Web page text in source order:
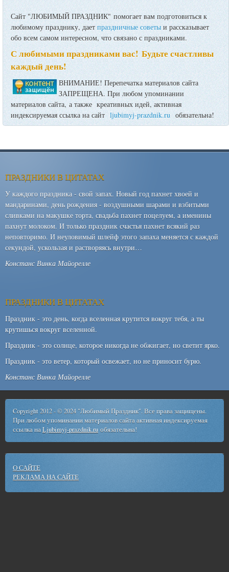
Сайт "ЛЮБИМЫЙ ПРАЗДНИК" помогает вам подготовиться к
любимому празднику, даетпраздничные советы и рассказывает
обо всем самом интересном, что связано с праздниками.
С любимыми праздниками вас! Будьте счастливы
каждый день!
ВНИМАНИЕ! Перепечатка материалов сайта
ЗАПРЕЩЕНА. При любом упоминании
материалов сайта, а также креативных идей, активная
индексируемая ссылка на сайт ljubimyj-prazdnik.ru обязательна!
ПРАЗДНИКИ В ЦИТАТАХ
У каждого праздника - свой запах. Новый год пахнет хвоей и
мандаринами, день рождения - воздушными шарами и взбитыми
сливками на макушке торта, свадьба пахнет поцелуем, а именины
пахнут молоком. И только праздник счастья пахнет всякий раз
неповторимо. И неуловимый шлейф этого запаха меняется с каждой
секундой, ускользая и растворяясь внутри…
Констанс Винка Майорелле
ПРАЗДНИКИ В ЦИТАТАХ
Праздник - это день, когда вселенная крутится вокруг тебя, а ты
крутишься вокруг вселенной.
Праздник - это солнце, которое никогда не обжигает, но светит ярко.
Праздник - это ветер, который освежает, но не приносит бурю.
Констанс Винка Майорелле
Copyright 2012 - © 2024 "Любимый Праздник". Все права защищены.
При любом упоминании материалов сайта активная индексируемая
ссылка наLjubimyj-prazdnik.ru обязательна!
О САЙТЕ
РЕКЛАМА НА САЙТЕ